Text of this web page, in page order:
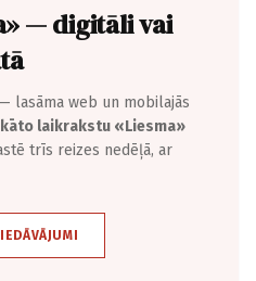
— digitāli vai
— lasāma web un mobilajās
laikrakstu «Liesma»
trīs reizes nedēļā, ar